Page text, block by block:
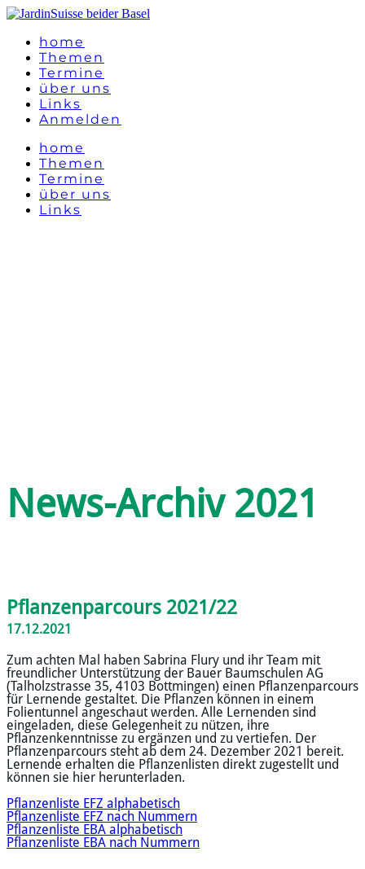
home
Themen
Termine
über uns
Links
Anmelden
home
Themen
Termine
über uns
Links
News-Archiv 2021
Pflanzenparcours 2021/22
17.12.2021
Zum achten Mal haben Sabrina Flury und ihr Team mit
freundlicher Unterstützung der Bauer Baumschulen AG
(Talholzstrasse 35, 4103 Bottmingen) einen Pflanzenparcours
für Lernende gestaltet. Die Pflanzen können in einem
Folientunnel angeschaut werden. Alle Lernenden sind
eingeladen, diese Gelegenheit zu nützen, ihre
Pflanzenkenntnisse zu ergänzen und zu vertiefen. Der
Pflanzenparcours steht ab dem 24. Dezember 2021 bereit.
Lernende erhalten die Pflanzenlisten direkt zugestellt und
können sie hier herunterladen.
Pflanzenliste EFZ alphabetisch
Pflanzenliste EFZ nach Nummern
Pflanzenliste EBA alphabetisch
Pflanzenliste EBA nach Nummern